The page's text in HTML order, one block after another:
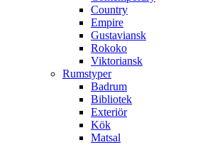
Country
Empire
Gustaviansk
Rokoko
Viktoriansk
Rumstyper
Badrum
Bibliotek
Exteriör
Kök
Matsal